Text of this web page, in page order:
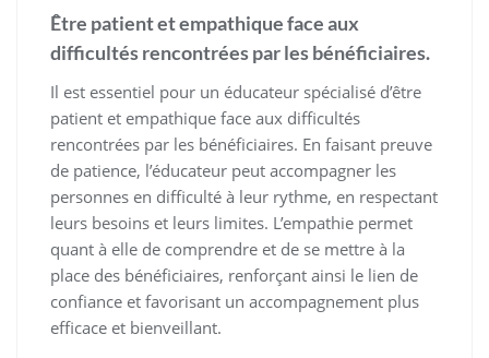
Être patient et empathique face aux
difficultés rencontrées par les bénéficiaires.
Il est essentiel pour un éducateur spécialisé d’être
patient et empathique face aux difficultés
rencontrées par les bénéficiaires. En faisant preuve
de patience, l’éducateur peut accompagner les
personnes en difficulté à leur rythme, en respectant
leurs besoins et leurs limites. L’empathie permet
quant à elle de comprendre et de se mettre à la
place des bénéficiaires, renforçant ainsi le lien de
confiance et favorisant un accompagnement plus
efficace et bienveillant.